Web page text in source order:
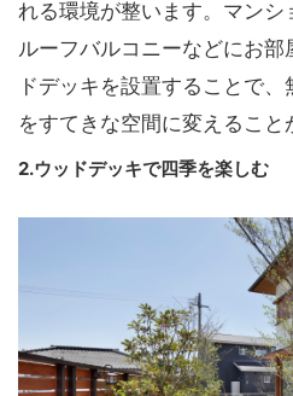
れる環境が整います。マンシ
ルーフバルコニーなどにお部
ドデッキを設置することで
をすてきな空間に変えること
2.ウッドデッキで四季を楽しむ